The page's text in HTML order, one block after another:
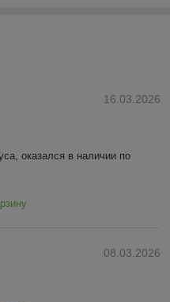
16.03.2026
оказался в наличии по
08.03.2026